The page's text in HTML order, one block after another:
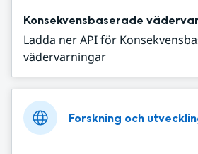
Konsekvensbaserade
Ladda ner API för
vädervarningar
Forskning och